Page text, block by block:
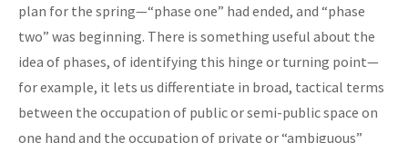
plan for the spring—“phase one” had ended, and “phase
two” was beginning. There is something useful about the
idea of phases, of identifying this hinge or turning point—
for example, it lets us differentiate in broad, tactical terms
between the occupation of public or semi-public space on
one hand and the occupation of private or “ambiguous”